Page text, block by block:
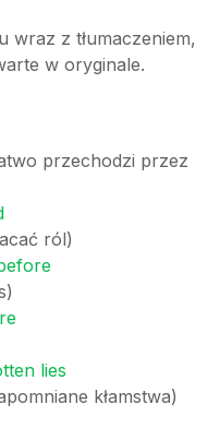
wraz z tłumaczeniem,
w oryginale.
przechodzi przez
ról)
lies
kłamstwa)